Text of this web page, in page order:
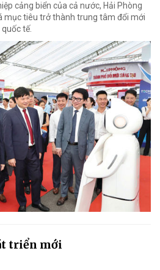
cảng biển của cả nước, Hải Phòng
mục tiêu trở thành trung tâm đổi mới
tế.
triển mới